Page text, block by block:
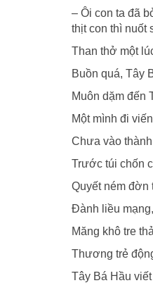
– Ôi con ta đã
thịt con thì nuốt
Than thở một
Buồn quá, Tây
Muôn dặm đến
Một mình đi
Chưa vào
Trước túi chốn
Quyết ném đờn
Ðành liều
Măng khô tre
Thương trẻ
Tây Bá Hầu